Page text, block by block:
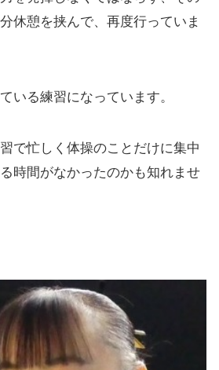
休憩を挟んで、再度行っていま
いる練習になっています。
で忙しく体操のことだけに集中
時間がなかったのかも知れませ